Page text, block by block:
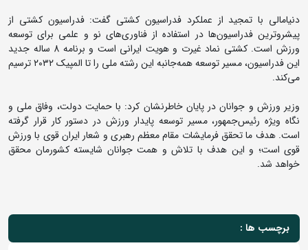
دنیامالی با تمجید از عملکرد فدراسیون کشتی گفت: فدراسیون کشتی از
پیشروترین فدراسیون‌ها در استفاده از فناوری‌های نو و علمی برای توسعه
ورزش است. کشتی نماد غیرت و هویت ایرانی است و برنامه 8 ساله جدید
این فدراسیون، مسیر توسعه همه‌جانبه این رشته ملی را تا المپیک ۲۰۳۲ ترسیم
می‌کند.
وزیر ورزش و جوانان در پایان خاطرنشان کرد: با حمایت دولت، وفاق ملی و
نگاه ویژه رئیس‌جمهور، مسیر توسعه پایدار ورزش در دستور کار قرار گرفته
است. هدف ما تحقق فرمایشات مقام معظم رهبری و شعار ایران قوی با ورزش
قوی است؛ و این هدف با تلاش و همت جوانان شایسته کشورمان محقق
خواهد شد.
برچسب ها :